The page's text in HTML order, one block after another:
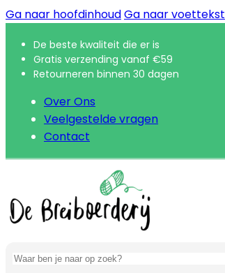
Ga naar hoofdinhoudGa naar voettekst
De beste kwaliteit die er is
Gratis verzending vanaf €59
Retourneren binnen 30 dagen
Over Ons
Veelgestelde vragen
Contact
Zoeken